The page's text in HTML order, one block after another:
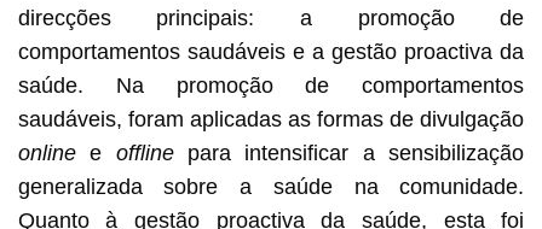
direcções principais: a promoção de
comportamentos saudáveis e a gestão proactiva da
saúde. Na promoção de comportamentos
saudáveis, foram aplicadas as formas de divulgação
onlinee offlinepara intensificar a sensibilização
generalizada sobre a saúde na comunidade.
Quanto à gestão proactiva da saúde, esta foi